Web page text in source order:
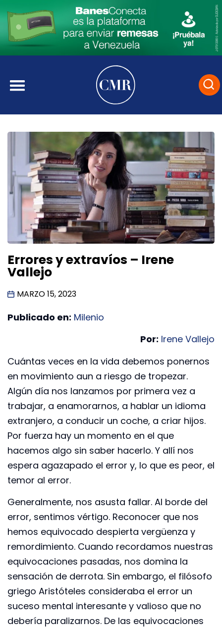
Errores y extravíos – Irene
Vallejo
MARZO 15, 2023
Publicado en: Milenio
Por: Irene Vallejo
Cuántas veces en la vida debemos ponernos
en movimiento aun a riesgo de tropezar.
Algún día nos lanzamos por primera vez a
trabajar, a enamorarnos, a hablar un idioma
extranjero, a conducir un coche, a criar hijos.
Por fuerza hay un momento en el que
hacemos algo sin saber hacerlo. Y allí nos
espera agazapado el error y, lo que es peor, el
temor al error.
Generalmente, nos asusta fallar. Al borde del
error, sentimos vértigo. Reconocer que nos
hemos equivocado despierta vergüenza y
remordimiento. Cuando recordamos nuestras
equivocaciones pasadas, nos domina la
sensación de derrota. Sin embargo, el filósofo
griego Aristóteles consideraba el error un
suceso mental interesante y valioso que no
debería paralizarnos. De las equivocaciones